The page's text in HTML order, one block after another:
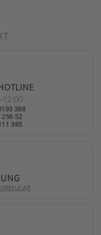
388
52
385